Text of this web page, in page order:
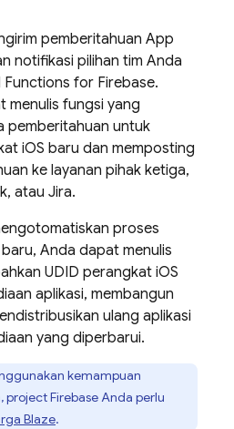
pemberitahuan App
notifikasi pilihan tim Anda
Functions for Firebase.
menulis fungsi yang
pemberitahuan untuk
iOS baru dan memposting
ke layanan pihak ketiga,
atau Jira.
proses
Anda dapat menulis
UDID perangkat iOS
aplikasi, membangun
ulang aplikasi
yang diperbarui.
kemampuan
Firebase Anda perlu
Blaze.